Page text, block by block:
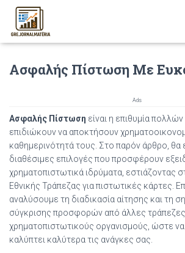
Ασφαλής Πίστωση Με
Ads
Ασφαλής Πίστωση είναι η επιθυμία
επιδιώκουν να αποκτήσουν
καθημερινότητά τους. Στο παρόν άρθρο, θα
διαθέσιμες επιλογές που προσφέρουν
χρηματοπιστωτικά ιδρύματα, εστιάζοντας
Εθνικής Τράπεζας για πιστωτικές κάρτες.
αναλύσουμε τη διαδικασία αίτησης και τη
σύγκρισης προσφορών από άλλες τράπεζες
χρηματοπιστωτικούς οργανισμούς, ώστε
καλύπτει καλύτερα τις ανάγκες σας.